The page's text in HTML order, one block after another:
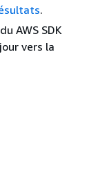
.
du AWS SDK
vers la